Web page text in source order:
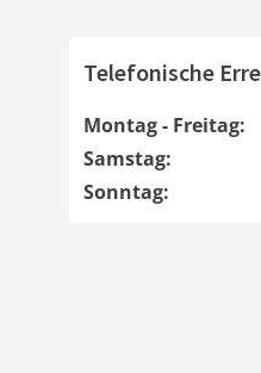
Telefonische
Montag - Freitag:
Samstag:
Sonntag: